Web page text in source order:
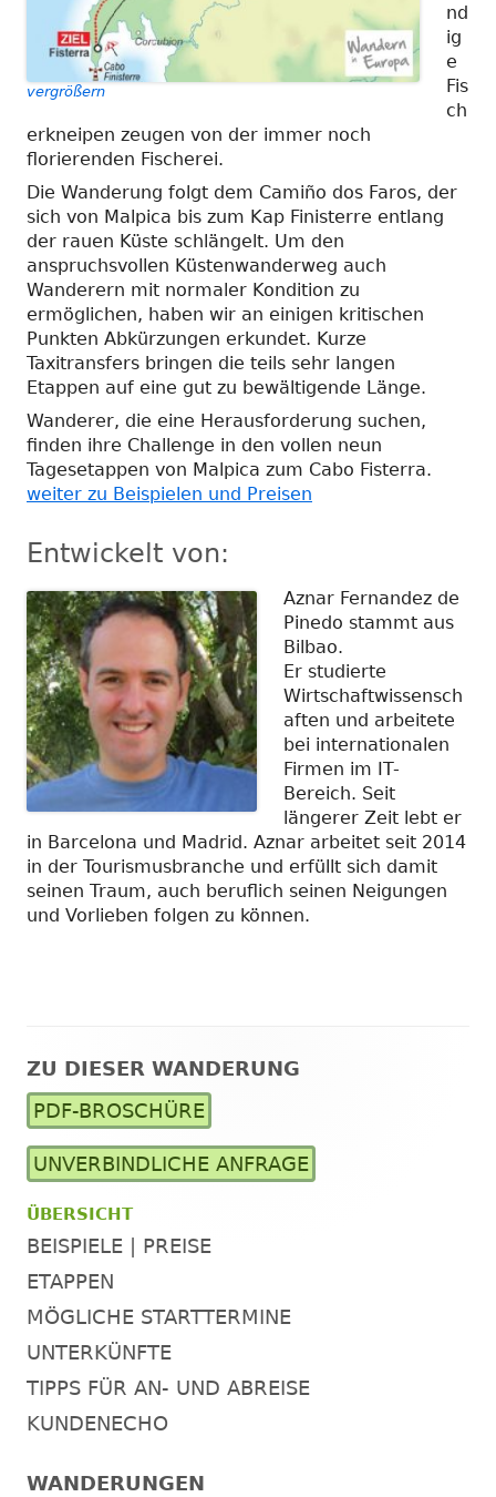
vergrößern
nd
ig
e
Fis
ch
erkneipen zeugen von der immer noch
florierenden Fischerei.
Die Wanderung folgt dem Camiño dos Faros, der
sich von Malpica bis zum Kap Finisterre entlang
der rauen Küste schlängelt. Um den
anspruchsvollen Küstenwanderweg auch
Wanderern mit normaler Kondition zu
ermöglichen, haben wir an einigen kritischen
Punkten Abkürzungen erkundet. Kurze
Taxitransfers bringen die teils sehr langen
Etappen auf eine gut zu bewältigende Länge.
Wanderer, die eine Herausforderung suchen,
finden ihre Challenge in den vollen neun
Tagesetappen von Malpica zum Cabo Fisterra.
weiter zu Beispielen und Preisen
Entwickelt von:
Aznar Fernandez de
Pinedo stammt aus
Bilbao.
Er studierte
Wirtschaftwissensch
aften und arbeitete
bei internationalen
Firmen im IT-
Bereich. Seit
längerer Zeit lebt er
in Barcelona und Madrid. Aznar arbeitet seit 2014
in der Tourismusbranche und erfüllt sich damit
seinen Traum, auch beruflich seinen Neigungen
und Vorlieben folgen zu können.
Haupt-
Seitenleiste
ZU DIESER WANDERUNG
PDF-BROSCHÜRE
UNVERBINDLICHE ANFRAGE
ÜBERSICHT
BEISPIELE | PREISE
ETAPPEN
MÖGLICHE STARTTERMINE
UNTERKÜNFTE
TIPPS FÜR AN- UND ABREISE
KUNDENECHO
WANDERUNGEN